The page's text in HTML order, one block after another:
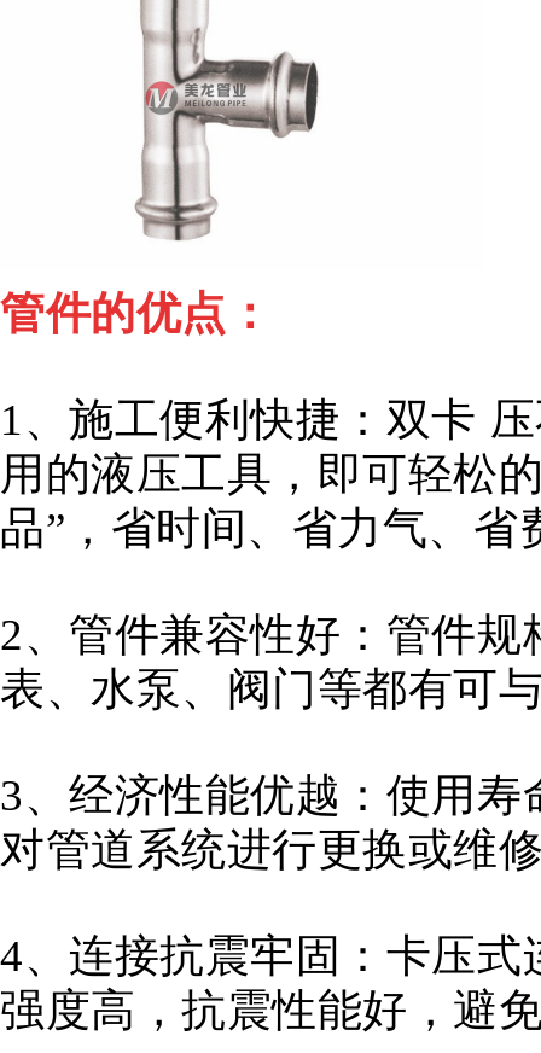
管件的优点：
1、施工便利快捷： 双卡
用的液压工具，即可轻松
品”，省时间、省力气、省
2、管件兼容性好： 管件规
表、水泵、阀门等都有可
3、经济性能优越： 使用寿
对管道系统进行更换或维
4、连接抗震牢固： 卡压式
强度高，抗震性能好，避